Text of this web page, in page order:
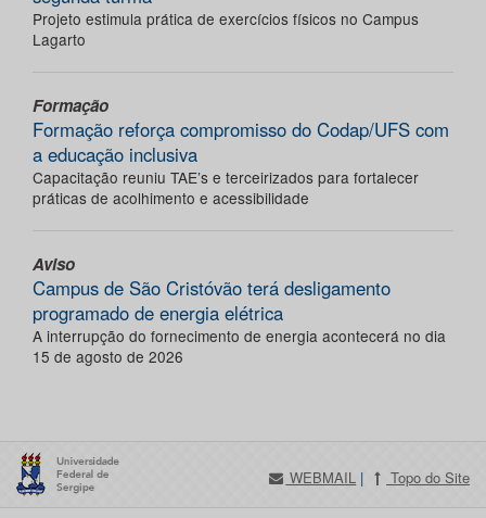
Projeto estimula prática de exercícios físicos no Campus
Lagarto
Formação
Formação reforça compromisso do Codap/UFS com
a educação inclusiva
Capacitação reuniu TAE’s e terceirizados para fortalecer
práticas de acolhimento e acessibilidade
Aviso
Campus de São Cristóvão terá desligamento
programado de energia elétrica
A interrupção do fornecimento de energia acontecerá no dia
15 de agosto de 2026
WEBMAIL | Topo do Site